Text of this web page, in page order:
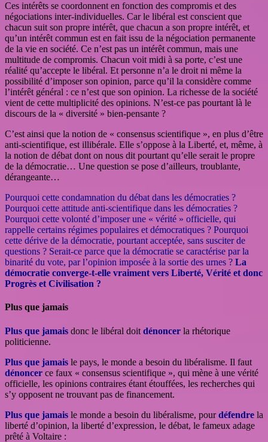
Ces intérêts se coordonnent en fonction des compromis et des
négociations inter-individuelles. Car le libéral est conscient que
chacun suit son propre intérêt, que chacun a son propre intérêt, et
qu’un intérêt commun est en fait issu de la négociation permanente
de la vie en société. Ce n’est pas un intérêt commun, mais une
multitude de compromis. Chacun voit midi à sa porte, c’est une
réalité qu’accepte le libéral. Et personne n’a le droit ni même la
possibilité d’imposer son opinion, parce qu’il la considère comme
l’intérêt général : ce n’est que son opinion. La richesse de la société
vient de cette multiplicité des opinions. N’est-ce pas pourtant là le
discours de la « diversité » bien-pensante ?
C’est ainsi que la notion de « consensus scientifique », en plus d’être
anti-scientifique, est illibérale. Elle s’oppose à la Liberté, et, même, à
la notion de débat dont on nous dit pourtant qu’elle serait le propre
de la démocratie… Une question se pose d’ailleurs, troublante,
dérangeante…
Pourquoi cette condamnation du débat dans les démocraties ?
Pourquoi cette attitude anti-scientifique dans les démocraties ?
Pourquoi cette volonté d’imposer une « vérité » officielle, qui
rappelle certains régimes populaires et démocratiques ? Pourquoi
cette dérive de la démocratie, pourtant acceptée, sans susciter de
questions ? Serait-ce parce que la démocratie se caractérise par la
binarité du vote, par l’opinion imposée à la sortie des urnes ? La
démocratie converge-t-elle vraiment vers Liberté, Vérité et donc
Progrès et Civilisation ?
Plus que jamais
Plus que jamais donc le libéral doit dénoncer la rhétorique
politicienne.
Plus que jamais le pays, le monde a besoin du libéralisme. Il faut
dénoncer ce faux « consensus scientifique », qui mène à une vérité
officielle, les opinions contraires étant étouffées, les recherches qui
s’y opposent ne trouvant pas de financement.
Plus que jamais le monde a besoin du libéralisme, pourdéfendre la
liberté d’opinion, la liberté d’expression, le débat, le fameux adage
prêté à Voltaire :